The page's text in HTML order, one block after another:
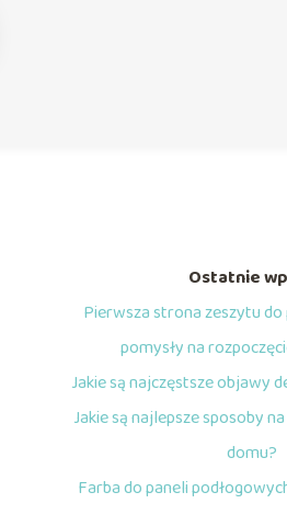
Ostatnie
Pierwsza strona zeszytu
pomysły na
Jakie są najczęstsze objawy
Jakie są najlepsze sposoby
domu?
Farba do paneli